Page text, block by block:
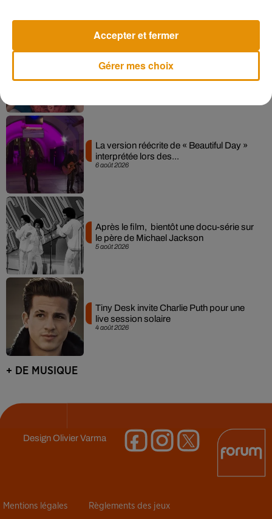
Pomme emprunte le décor de l’émission
6 août 2026
La version réécrite de « Beautiful Day »
interprétée lors des...
5 août 2026
Après le film, bientôt une docu-série sur
le père de Michael Jackson
4 août 2026
Tiny Desk invite Charlie Puth pour une
live session solaire
+ DE MUSIQUE
DesignOlivier Varma
Mentions légales Règlements des jeux
Gérer mes choix
Accepter et fermer